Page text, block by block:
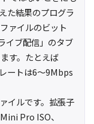
た結果のプログラ
ァイルのビット
ブ配信」のタブ
す。たとえば
ートは6〜9Mbps
イルです。拡張子
Pro ISO、